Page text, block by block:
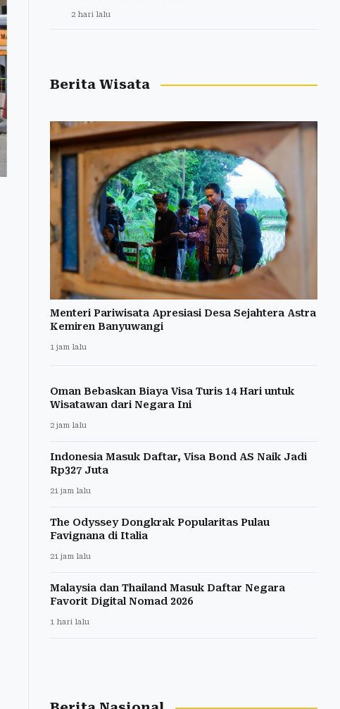
2 hari lalu
Berita Wisata
Menteri Pariwisata Apresiasi Desa Sejahtera Astra
Kemiren Banyuwangi
1 jam lalu
Oman Bebaskan Biaya Visa Turis 14 Hari untuk
Wisatawan dari Negara Ini
2 jam lalu
Indonesia Masuk Daftar, Visa Bond AS Naik Jadi
Rp327 Juta
21 jam lalu
The Odyssey Dongkrak Popularitas Pulau
Favignana di Italia
21 jam lalu
Malaysia dan Thailand Masuk Daftar Negara
Favorit Digital Nomad 2026
1 hari lalu